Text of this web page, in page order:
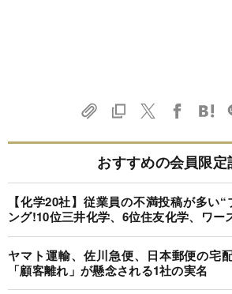
おすすめの会員限定
【化学20社】従業員の不満投稿が多い
ング!10位三井化学、6位住友化学、ワー
ヤマト運輸、佐川急便、日本郵便の宅
「顧客離れ」が懸念される1社の実名